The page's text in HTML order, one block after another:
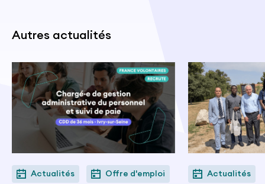
Autres actualités
Actualités Offre d'emploi Actualités